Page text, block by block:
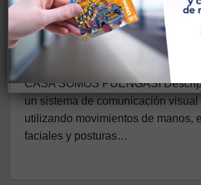
CREATIVAS/
ARTÍSTICO
18 DE JULIO DE 2026
CASA SOMOS PUENGASÍ
un sistema de comunicación visual
utilizando movimientos de manos,
faciales y posturas…